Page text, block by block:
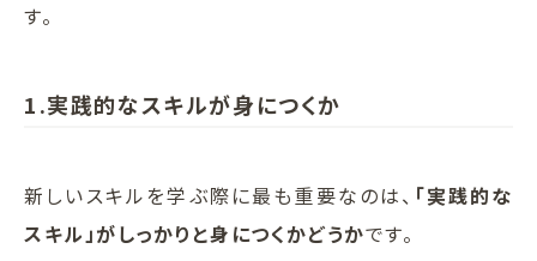
す。
1.実践的なスキルが身につくか
新しいスキルを学ぶ際に最も重要なのは、 「実践的な
スキル」がしっかりと身につくかどうかです。